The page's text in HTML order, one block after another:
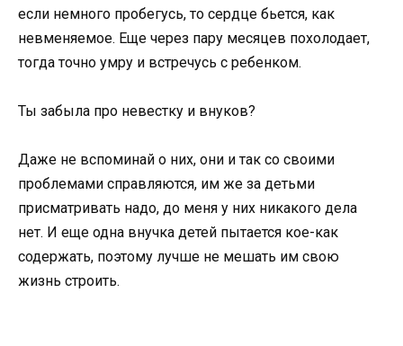
если немного пробегусь, то сердце бьется, как
невменяемое. Еще через пару месяцев похолодает,
тогда точно умру и встречусь с ребенком.
Ты забыла про невестку и внуков?
Даже не вспоминай о них, они и так со своими
проблемами справляются, им же за детьми
присматривать надо, до меня у них никакого дела
нет. И еще одна внучка детей пытается кое-как
содержать, поэтому лучше не мешать им свою
жизнь строить.